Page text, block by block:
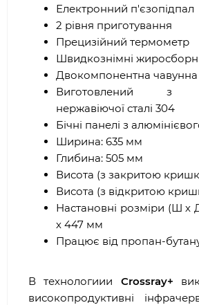
Електронний п'єзопідпал
2 рівня приготування
Прецизійний термометр
Швидкознімні
Двокомпонентна чавунна
Виготовлений з
нержавіючої сталі 304
Бічні панелі з
Ширина: 635 мм
Глибина: 505 мм
Висота (з закритою
Висота (з відкритою
Настановні розміри (Ш х
х 447 мм
Працює від пропан-
В технологиии Crossray+
високопродуктивні